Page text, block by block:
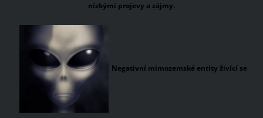
nízkými projevy a zájmy.
Negativní mimozemské entityživící se